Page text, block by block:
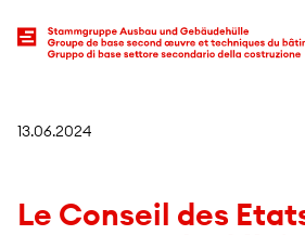
13.06.2024
Le Conseil des